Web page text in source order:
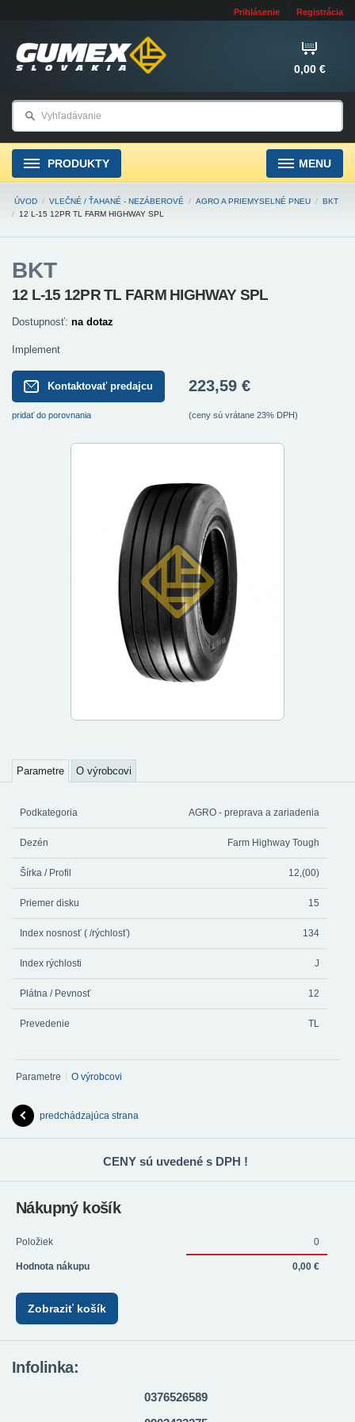
Prihlásenie Registrácia
0,00 €
PRODUKTY MENU
ÚVOD / VLEČNÉ / ŤAHANÉ - NEZÁBEROVÉ / AGRO A PRIEMYSELNÉ PNEU / BKT
/
12 L-15 12PR TL FARM HIGHWAY SPL
BKT
12 L-15 12PR TL FARM HIGHWAY SPL
Dostupnosť: na dotaz
Implement
Kontaktovať predajcu
pridať do porovnania
223,59 €
(ceny sú vrátane 23% DPH)
Parametre O výrobcovi
Podkategoria AGRO - preprava a zariadenia
Dezén Farm Highway Tough
Šírka / Profil 12,(00)
Priemer disku 15
Index nosnosť ( /rýchlosť) 134
Index rýchlosti J
Plátna / Pevnosť 12
Prevedenie TL
Parametre O výrobcovi
predchádzajúca strana
CENY sú uvedené s DPH !
Nákupný košík
Položiek 0
Hodnota nákupu 0,00 €
Zobraziť košík
Infolinka:
0376526589